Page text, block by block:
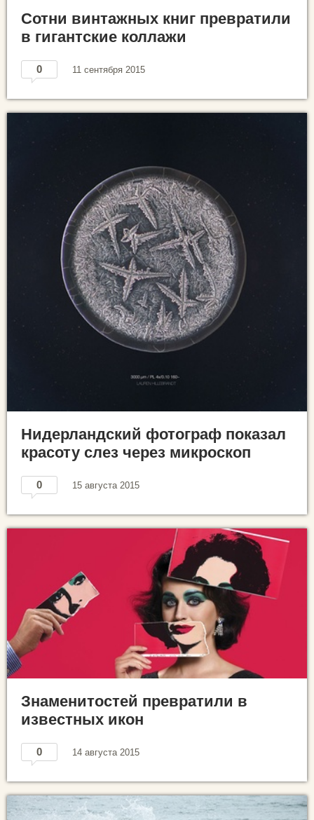
Сотни винтажных книг превратили
в гигантские коллажи
0 11 сентября 2015
Нидерландский фотограф показал
красоту слез через микроскоп
0 15 августа 2015
Знаменитостей превратили в
известных икон
0 14 августа 2015